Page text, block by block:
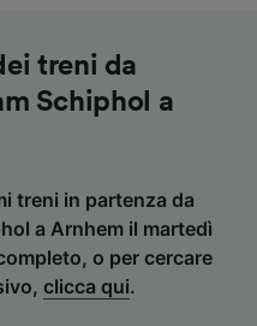
treni da
Schiphol a
treni in partenza da
a Arnhem il martedì
o per cercare
clicca qui.